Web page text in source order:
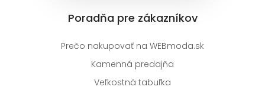
Poradňa pre zákazníkov
Prečo nakupovať na WEBmoda.sk
Kamenná predajňa
Veľkostná tabuľka